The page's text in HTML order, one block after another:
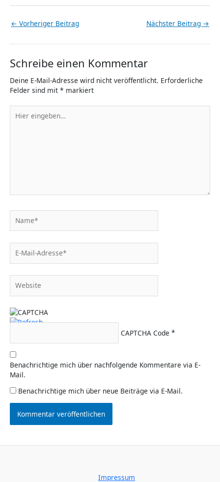
← Vorheriger Beitrag Nächster Beitrag →
Schreibe einen Kommentar
Deine E-Mail-Adresse wird nicht veröffentlicht. Erforderliche
Felder sind mit * markiert
eingeben…
Mail-
Adresse*
CAPTCHA Code *
Benachrichtige mich über nachfolgende Kommentare via E-
Mail.
Benachrichtige mich über neue Beiträge via E-Mail.
Impressum